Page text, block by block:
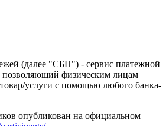
(далее "СБП") - сервис платежной
позволяющий физическим лицам
услуги с помощью любого банка-
опубликован на официальном